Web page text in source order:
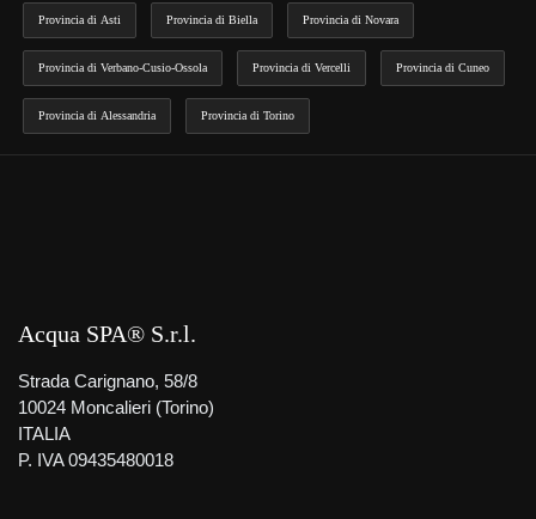
Provincia di Asti Provincia di Biella Provincia di Novara
Provincia di Verbano-Cusio-Ossola Provincia di Vercelli Provincia di Cuneo
Provincia di Alessandria Provincia di Torino
Acqua SPA® S.r.l.
Strada Carignano, 58/8
10024 Moncalieri (Torino)
ITALIA
P. IVA 09435480018